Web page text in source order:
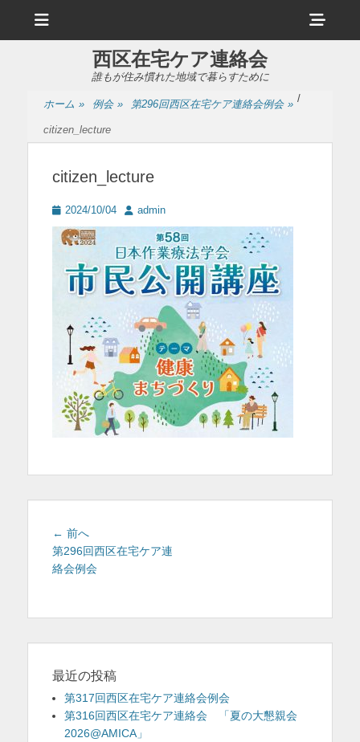
ュ
ヘ
ッ
イ
西区在宅ケア連絡会
誰もが住み慣れた地域で暮らすために
ホーム » 例会 » /
第296回西区在宅ケア連絡会例会 »
citizen_lecture
citizen_lecture
投
稿
日
2024/10/04
投
稿
admin
投
稿
ナ
シ
ョ
ン
← 前へ
の
投
第296回西区在宅ケア連
絡会例会
最近の投稿
第317回西区在宅ケア連絡会例会
第316回西区在宅ケア連絡会 「夏の大懇親会
2026@AMICA」